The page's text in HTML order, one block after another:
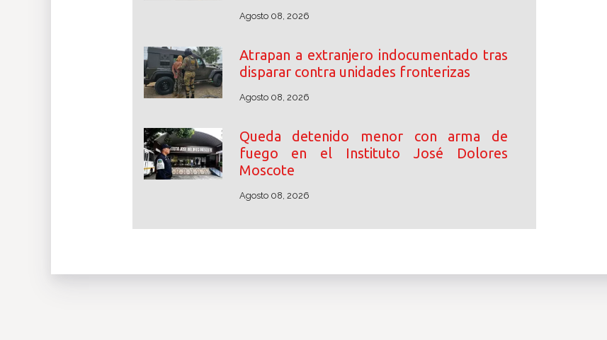
Agosto 08, 2026
Atrapan a extranjero indocumentado tras
disparar contra unidades fronterizas
Agosto 08, 2026
Queda detenido menor con arma de
fuego en el Instituto José Dolores
Moscote
Agosto 08, 2026